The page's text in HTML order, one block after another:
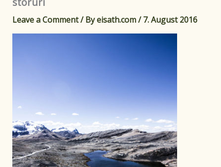
Leave a Comment/ Byeisath.com/7. August 2016